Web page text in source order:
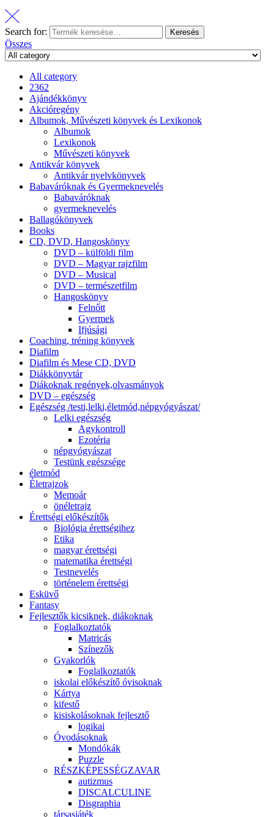
Search for: Keresés
Összes
All category
2362
Ajándékkönyv
Akcióregény
Albumok, Művészeti könyvek és Lexikonok
Albumok
Lexikonok
Művészeti könyvek
Antikvár könyvek
Antikvár nyelvkönyvek
Babaváróknak és Gyermeknevelés
Babaváróknak
gyermeknevelés
Ballagókönyvek
Books
CD, DVD, Hangoskönyv
DVD – külföldi film
DVD – Magyar rajzfilm
DVD – Musical
DVD – természetfilm
Hangoskönyv
Felnőtt
Gyermek
Ifjúsági
Coaching, tréning könyvek
Diafilm
Diafilm és Mese CD, DVD
Diákkönyvtár
Diákoknak regények,olvasmányok
DVD – egészség
Egészség /testi,lelki,életmód,népgyógyászat/
Lelki egészség
Agykontroll
Ezotéria
népgyógyászat
Testünk egészsége
életmód
Életrajzok
Memoár
önéletrajz
Érettségi előkészítők
Biológia érettségihez
Etika
magyar érettségi
matematika érettségi
Testnevelés
történelem érettségi
Esküvő
Fantasy
Fejlesztők kicsiknek, diákoknak
Foglalkoztatók
Matricás
Színezők
Gyakorlók
Foglalkoztatók
iskolai előkészítő óvisoknak
Kártya
kifestő
kisiskolásoknak fejlesztő
logikai
Óvodásoknak
Mondókák
Puzzle
RÉSZKÉPESSÉGZAVAR
autizmus
DISCALCULINE
Disgraphia
társasjáték